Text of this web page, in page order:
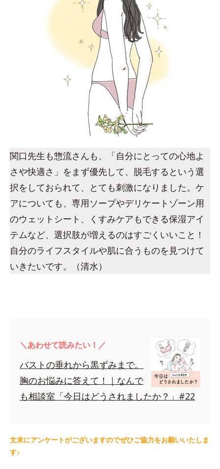
関口先生も惣流さんも、「自分にとっての心地よ
さや快適さ」をまず優先して、脱毛するという選
択をしておられて、とても刺激になりました。ケ
アについても、専用ソープやデリケートゾーン用
のウェットシート、くすみケアもできる保湿アイ
テムなど、選択肢が増えるのはすごくいいこと！
自分のライフスタイルや肌に合うものを見つけて
いきたいです。（清水）
＼あわせて読みたい！／
バストの垂れから黒ずみまで。
胸のお悩みに答えて！｜なんで
も相談室「今日はどうされましたか？」#22
文末にアンケートがございますのでぜひご協力をお願いいたしま
す♪